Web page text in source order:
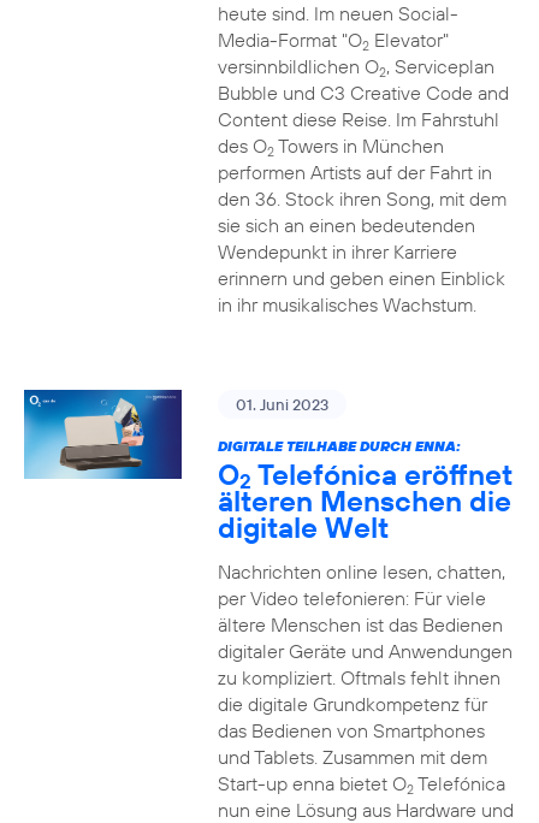
heute sind. Im neuen Social-
Media-Format "O2Elevator"
versinnbildlichen O2, Serviceplan
Bubble und C3 Creative Code and
Content diese Reise. Im Fahrstuhl
des O2Towers in München
performen Artists auf der Fahrt in
den 36. Stock ihren Song, mit dem
sie sich an einen bedeutenden
Wendepunkt in ihrer Karriere
erinnern und geben einen Einblick
in ihr musikalisches Wachstum.
01. Juni 2023
DIGITALE TEILHABE DURCH ENNA:
O2 Telefónica eröffnet
älteren Menschen die
digitale Welt
Nachrichten online lesen, chatten,
per Video telefonieren: Für viele
ältere Menschen ist das Bedienen
digitaler Geräte und Anwendungen
zu kompliziert. Oftmals fehlt ihnen
die digitale Grundkompetenz für
das Bedienen von Smartphones
und Tablets. Zusammen mit dem
Start-up enna bietet O2Telefónica
nun eine Lösung aus Hardware und